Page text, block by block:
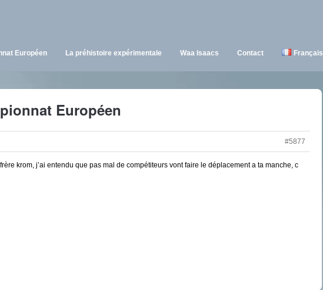
Européen La préhistoire expérimentale Waa Isaacs Contact Français
Européen
#5877
krom, j’ai entendu que pas mal de compétiteurs vont faire le déplacement a ta manche, c